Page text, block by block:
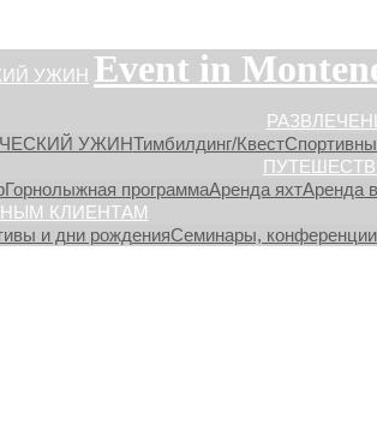
УЖИН Event in
УЖИНТимбилдинг/Квест
Горнолыжная программаАренда яхтАренда
КЛИЕНТАМ
и дни рожденияСеминары, конференции